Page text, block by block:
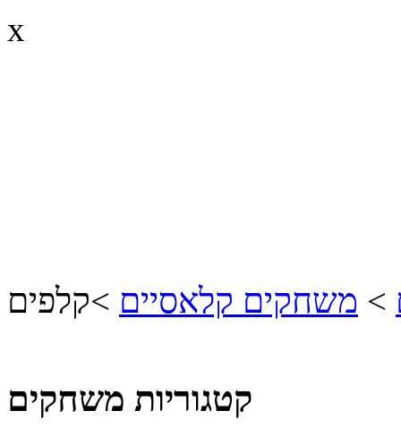
x
> משחקים קלאסיים >קלפים
קטגוריות משחקים